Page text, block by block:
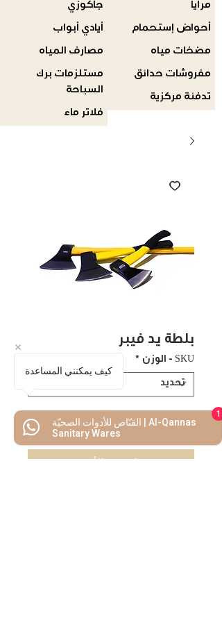
جاكوزي
أيادي أبواب
مصارف المياه
مستلزمات برك
السباحة
فلاتر ماء
مرايا
أحواض إستحمام
مضخات مياه
مفروشات حدائق
تدفئة مركزية
بلطة يد فيبر
SKU - الوزن *
اضف للسلة
اشتريه الأن
كيف يمكنني المساعدة
القنّاص للأدوات الصحيّة | Al-Qannas
Sanitary Wares
1